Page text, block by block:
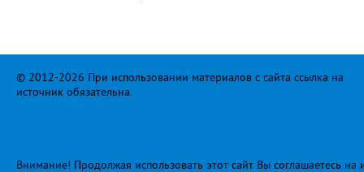
© 2012-2026 При использовании материалов с сайта ссылка на
источник обязательна.
Внимание! Продолжая использовать этот сайт Вы соглашаетесь